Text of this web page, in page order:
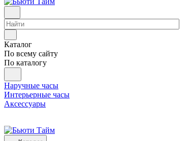
Каталог
По всему сайту
По каталогу
Наручные часы
Интерьерные часы
Аксессуары